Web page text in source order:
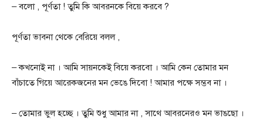
– বলো , পূর্ণতা ! তুমি কি আবরনকে বিয়ে করবে ?
পূর্ণতা ভাবনা থেকে বেরিয়ে বলল ,
– কখনোই না । আমি সায়নকেই বিয়ে করবো । আমি কেন তোমার মন
বাঁচাতে গিয়ে আরেকজনের মন ভেঙে দিবো ! আমার পক্ষে সম্ভব না ।
– তোমার ভুল হচ্ছে । তুমি শুধু আমার না , সাথে আবরনের‌ও মন ভাঙছো ।